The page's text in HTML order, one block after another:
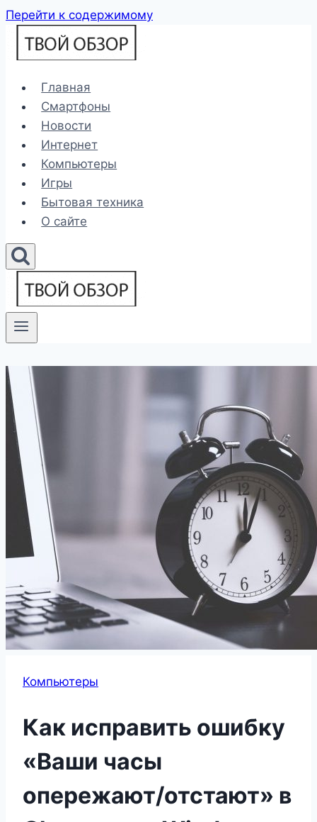
Перейти к содержимому
Главная
Смартфоны
Новости
Интернет
Компьютеры
Игры
Бытовая техника
О сайте
Компьютеры
Как исправить ошибку
«Ваши часы
опережают/отстают» в